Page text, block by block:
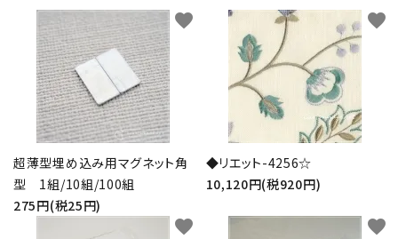
超薄型埋め込み用マグネット角
型 1組/10組/100組
275円(税25円)
favorite
◆リエット-4256☆
10,120円(税920円)
favorite
favorite favorite